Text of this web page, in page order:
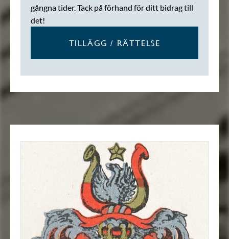
gångna tider. Tack på förhand för ditt bidrag till
det!
TILLÄGG / RÄTTELSE